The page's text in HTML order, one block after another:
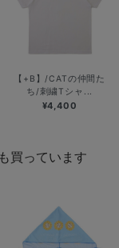
【+B】/CATの仲間た
ち/刺繍Tシャ...
¥4,400
買っています